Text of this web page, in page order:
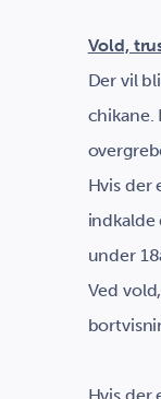
Vold,
Der vil
chikane.
Hvis der
under
Ved